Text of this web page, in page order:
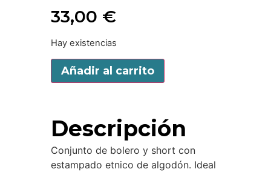
33,00 €
Hay existencias
Añadir al carrito
Descripción
Conjunto de bolero y short con
estampado etnico de algodón. Ideal